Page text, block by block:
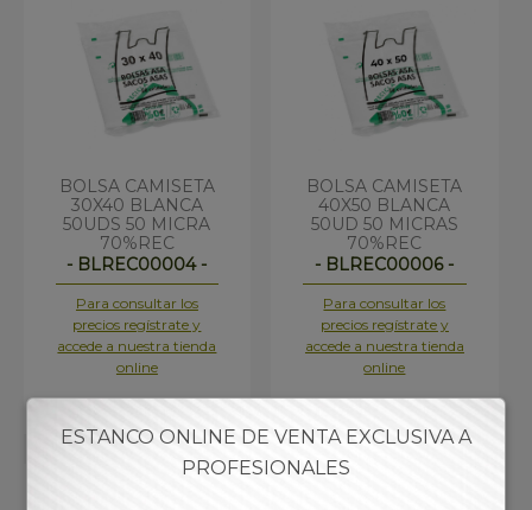
BOLSA CAMISETA
30X40 BLANCA
50UDS 50 MICRA
70%REC
- BLREC00004 -
Para consultar los
precios regístrate y
accede a nuestra tienda
online
BOLSA CAMISETA
40X50 BLANCA
50UD 50 MICRAS
70%REC
- BLREC00006 -
Para consultar los
precios regístrate y
accede a nuestra tienda
online
ESTANCO ONLINE DE VENTA EXCLUSIVA A
PROFESIONALES